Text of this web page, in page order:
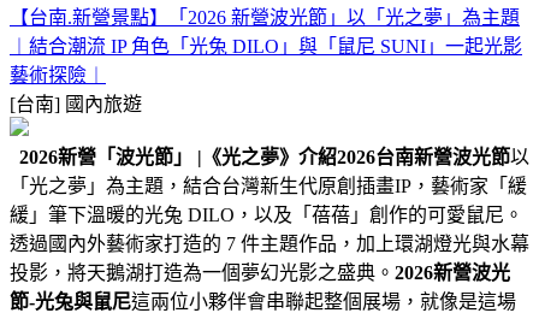
【台南.新營景點】「2026 新營波光節」以「光之夢」為主題
︱結合潮流 IP 角色「光兔 DILO」與「鼠尼 SUNI」一起光影
藝術探險︱
[台南] 國內旅遊
2026新營 「波光節」 | 《光之夢》介紹2026台南新營波光節以
「光之夢」為主題，結合台灣新生代原創插畫IP，藝術家「緩
緩」筆下溫暖的光兔 DILO，以及「蓓蓓」創作的可愛鼠尼。
透過國內外藝術家打造的 7 件主題作品，加上環湖燈光與水幕
投影，將天鵝湖打造為一個夢幻光影之盛典。 2026新營波光
節-光兔與鼠尼這兩位小夥伴會串聯起整個展場，就像是這場